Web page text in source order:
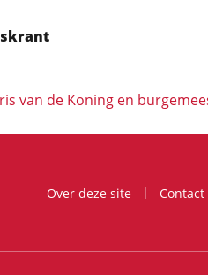
van de Koning en
Over deze site
Contact